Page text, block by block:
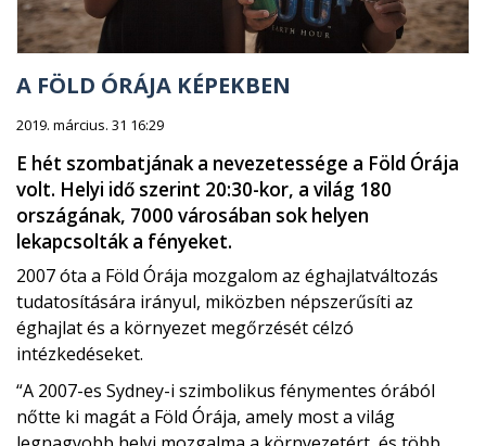
A FÖLD ÓRÁJA KÉPEKBEN
2019. március. 31 16:29
E hét szombatjának a nevezetessége a Föld Órája
volt. Helyi idő szerint 20:30-kor, a világ 180
országának, 7000 városában sok helyen
lekapcsolták a fényeket.
2007 óta a Föld Órája mozgalom az éghajlatváltozás
tudatosítására irányul, miközben népszerűsíti az
éghajlat és a környezet megőrzését célzó
intézkedéseket.
“A 2007-es Sydney-i szimbolikus fénymentes órából
nőtte ki magát a Föld Órája, amely most a világ